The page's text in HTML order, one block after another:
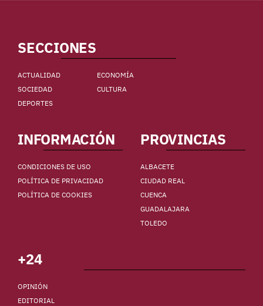
SECCIONES
ACTUALIDAD
ECONOMÍA
SOCIEDAD
CULTURA
DEPORTES
INFORMACIÓN
CONDICIONES DE USO
POLÍTICA DE PRIVACIDAD
POLÍTICA DE COOKIES
PROVINCIAS
ALBACETE
CIUDAD REAL
CUENCA
GUADALAJARA
TOLEDO
+24
OPINIÓN
EDITORIAL